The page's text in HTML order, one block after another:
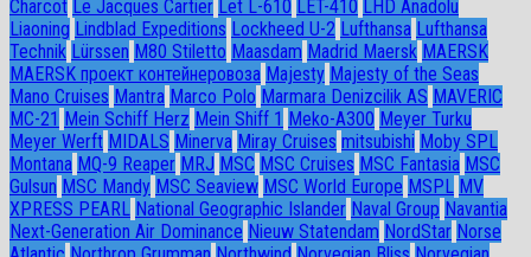
Charcot Le Jacques Cartier Let L-610 LET-410 LHD Anadolu
Liaoning Lindblad Expeditions Lockheed U-2 Lufthansa Lufthansa
Technik Lürssen M80 Stiletto Maasdam Madrid Maersk MAERSK
MAERSK проект контейнеровоза Majesty Majesty of the Seas
Mano Cruises Mantra Marco Polo Marmara Denizcilik AS MAVERIC
MC-21 Mein Schiff Herz Mein Shiff 1 Meko-A300 Meyer Turku
Meyer Werft MIDALS Minerva Miray Cruises mitsubishi Moby SPL
Montana MQ-9 Reaper MRJ MSC MSC Cruises MSC Fantasia MSC
Gulsun MSC Mandy MSC Seaview MSC World Europe MSPL MV
XPRESS PEARL National Geographic Islander Naval Group Navantia
Next-Generation Air Dominance Nieuw Statendam NordStar Norse